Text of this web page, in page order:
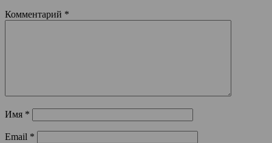
Комментарий *
Имя *
Email *